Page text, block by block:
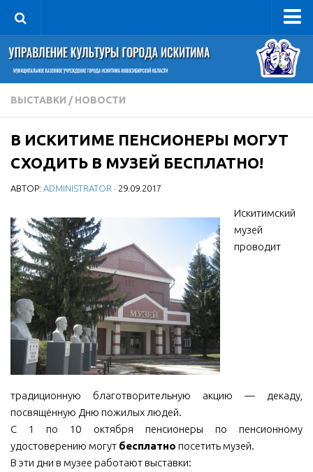
Управление
Руководитель
Сведения об организации
Книга почета культуры
Фотогалерея
Документы
Правовая база
Противодействие коррупции
Отчеты о деятельности
Учреждения культуры
МБУ Дом культуры «Молодость»
МБУ Дом культуры «Октябрь»
МБОУ ДО «Детская музыкальная школа»
МБУК «Искитимский городской историко-художественный
МБУ Парк культуры и отдыха им. И.В. Коротеева
ВЫСТАВКИ / НОВОСТИ
В ИСКИТИМЕ ПЕНСИОНЕРЫ МОГУТ
СХОДИТЬ В МУЗЕЙ БЕСПЛАТНО!
АВТОР: ADMINISTRATOR · 29.09.2017
Искитимский
музей
проводит
традиционную благотворительную акцию — декаду,
посвящённую Дню пожилых людей.
С 1 по 10 октября пенсионеры по пенсионному
удостоверению могут бесплатно посетить музей.
В эти дни в музее работают выставки: